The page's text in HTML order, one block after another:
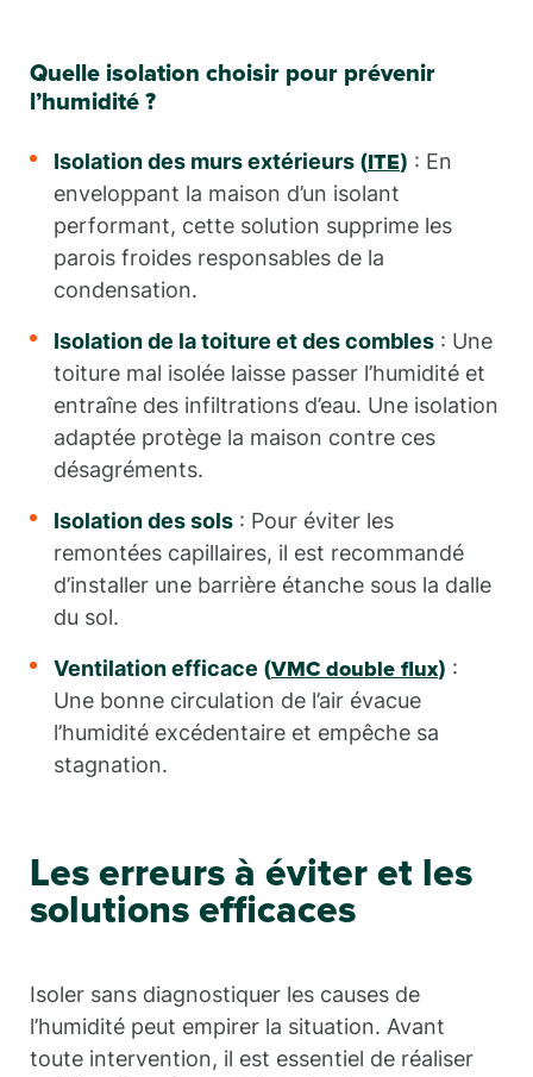
Quelle isolation choisir pour prévenir
l’humidité ?
Isolation des murs extérieurs ( ITE) : En
enveloppant la maison d’un isolant
performant, cette solution supprime les
parois froides responsables de la
condensation.
Isolation de la toiture et des combles : Une
toiture mal isolée laisse passer l’humidité et
entraîne des infiltrations d’eau. Une isolation
adaptée protège la maison contre ces
désagréments.
Isolation des sols : Pour éviter les
remontées capillaires, il est recommandé
d’installer une barrière étanche sous la dalle
du sol.
Ventilation efficace (VMC double flux) :
Une bonne circulation de l’air évacue
l’humidité excédentaire et empêche sa
stagnation.
Les erreurs à éviter et les
solutions efficaces
Isoler sans diagnostiquer les causes de
l’humidité peut empirer la situation. Avant
toute intervention, il est essentiel de réaliser